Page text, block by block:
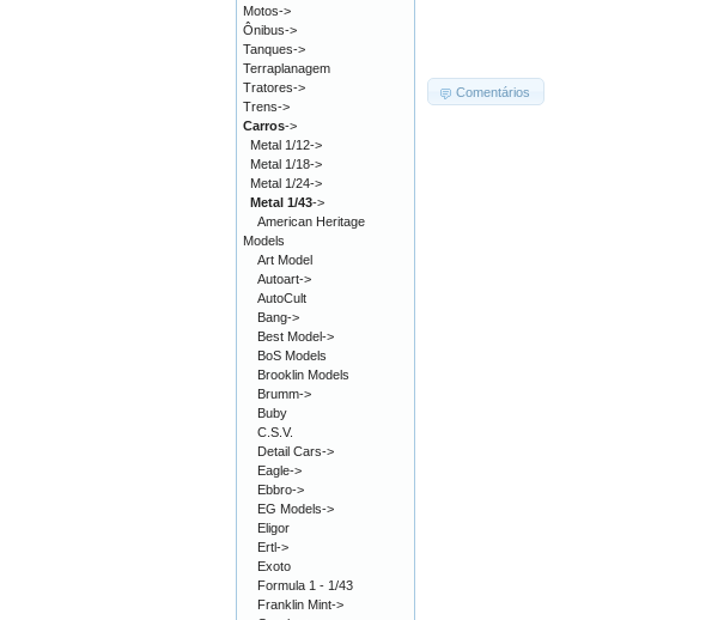
Comentários
Motos->
Ônibus->
Tanques->
Terraplanagem
Tratores->
Trens->
Carros->
Metal 1/12->
Metal 1/18->
Metal 1/24->
Metal 1/43->
American Heritage
Models
Art Model
Autoart->
AutoCult
Bang->
Best Model->
BoS Models
Brooklin Models
Brumm->
Buby
C.S.V.
Detail Cars->
Eagle->
Ebbro->
EG Models->
Eligor
Ertl->
Exoto
Formula 1 - 1/43
Franklin Mint->